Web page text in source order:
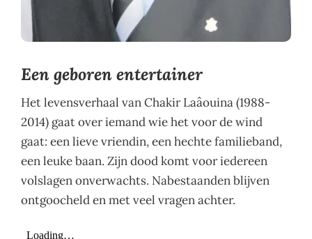
Een geboren entertainer
Het levensverhaal van Chakir Laâouina (1988-
2014) gaat over iemand wie het voor de wind
gaat: een lieve vriendin, een hechte familieband,
een leuke baan. Zijn dood komt voor iedereen
volslagen onverwachts. Nabestaanden blijven
ontgoocheld en met veel vragen achter.